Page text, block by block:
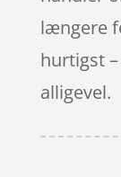
længere
hurtigst
alligevel.